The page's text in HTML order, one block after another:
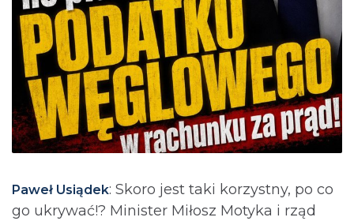
Paweł Usiądek: Skoro jest taki korzystny, po co
go ukrywać!? Minister Miłosz Motyka i rząd